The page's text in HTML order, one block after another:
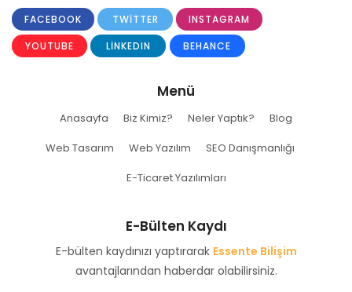
FACEBOOK TWITTER
INSTAGRAM
YOUTUBE
LINKEDIN BEHANCE
Menü
Anasayfa Biz Kimiz? Neler Yaptık?
Blog
Web Tasarım
Web Yazılım
SEO Danışmanlığı
E-Ticaret Yazılımları
E-Bülten Kaydı
E-bülten kaydınızı yaptırarak Essente Bilişim
avantajlarından haberdar olabilirsiniz.